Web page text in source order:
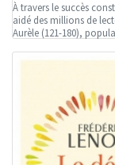
À travers le succès
aidé des millions de
Aurèle (121-180),